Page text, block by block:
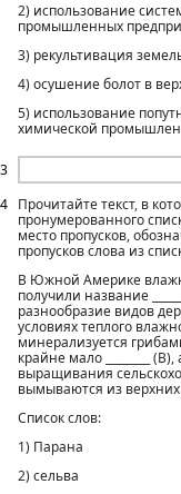
3
2) использование
промышленных
3) рекультивация
4) осушение болот в
5) использование
химической
4
Прочитайте текст, в
пронумерованного
место пропусков,
пропусков слова из
В Южной Америке
получили название
разнообразие видов
условиях теплого
минерализуется
крайне мало ________
выращивания
вымываются из
Список слов:
1) Парана
2) сельва